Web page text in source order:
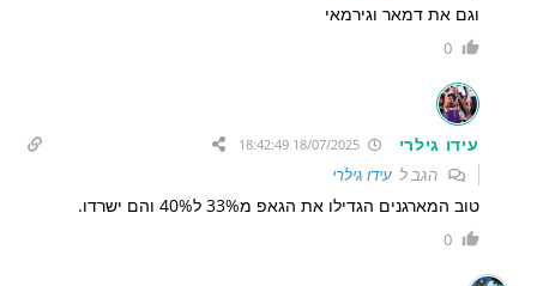
וגם את דמאר וגירמאי
0
עידו גילרי 18/07/2025 18:42:49
הגב לעידו גילרי
טוב המארגנים הגדילו את הגאפ מ33% ל40% והם ישרדו.
0